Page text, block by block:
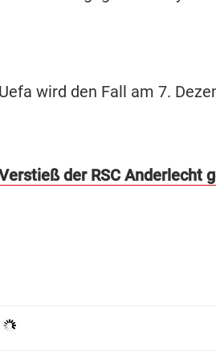
wird den Fall am 7.
der RSC Anderlecht